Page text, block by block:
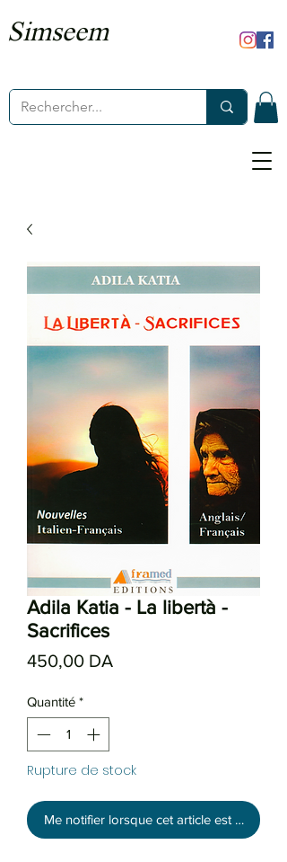
Simseem
Adila Katia - La libertà -
Sacrifices
450,00 DA
Quantité *
Rupture de stock
Me notifier lorsque cet article est disponible